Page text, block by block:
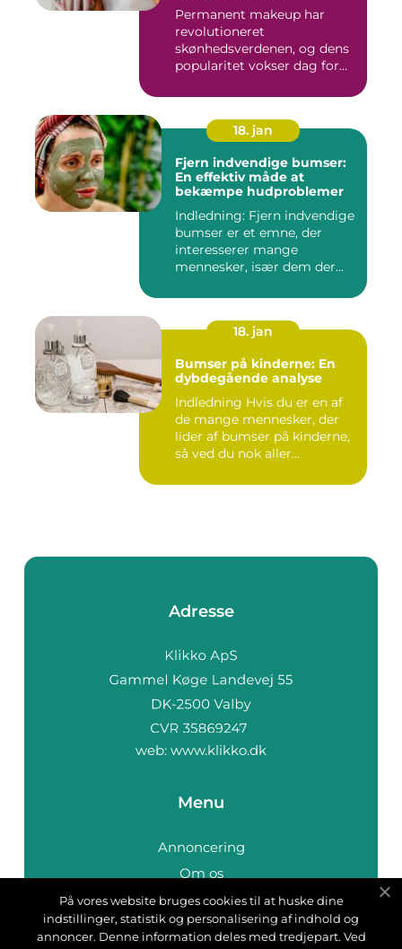
Permanent makeup har
revolutioneret
skønhedsverdenen, og dens
popularitet vokser dag for
18. jan
Fjern indvendige bumser:
En effektiv måde at
bekæmpe hudproblemer
Indledning: Fjern indvendige
bumser er et emne, der
interesserer mange
mennesker, især dem der
18. jan
Bumser på kinderne: En
dybdegående analyse
Indledning Hvis du er en af
de mange mennesker, der
lider af bumser på kinderne,
så ved du nok aller...
Adresse
web: www.klikko.dk
Menu
Annoncering
Om os
Cookies
Kontakt os
På vores website bruges cookies til at huske dine
indstillinger, statistik og personalisering af indhold og
annoncer. Denne information deles med tredjepart. Ved